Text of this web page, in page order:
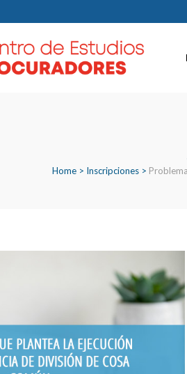
Home> Inscripciones>